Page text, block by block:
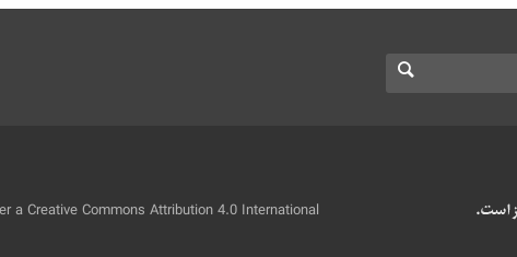
a Creative Commons Attribution 4.0 International